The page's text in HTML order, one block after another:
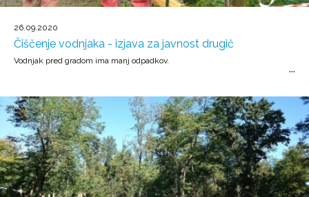
26.09.2020
Čiščenje vodnjaka - izjava za javnost drugič
Vodnjak pred gradom ima manj odpadkov.